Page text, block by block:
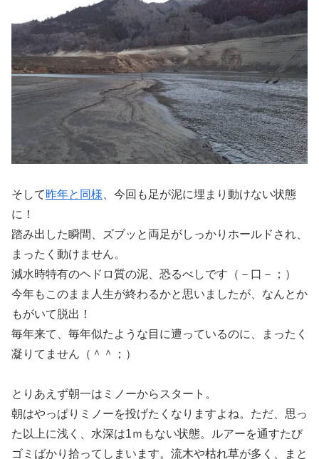
そして昨年と同様 、今回も足が泥に埋まり動けない状態
に！
踏み出した瞬間、ズブッと両足がしっかりホールドされ、
まったく動けません。
減水時特有のヘドロ質の泥、恐るべしです（－口－；）
今年もこのまま人生が終わるかと思いましたが、なんとか
もがいて脱出！
毎年来て、毎年似たような目に遭っているのに、まったく
凝りてません（＾＾；）
とりあえず朝一はミノーからスタート。
朝はやっぱりミノーを投げたくなりますよね。ただ、思っ
た以上に浅く、水深は1ｍもない状態。ルアーを通すたび
ゴミばかり拾ってしまいます。流木や枯れ草が多く、まと